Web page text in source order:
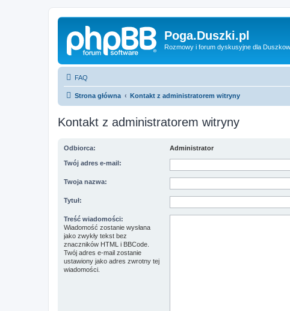
Poga.Duszki.pl
Rozmowy i forum dyskusyjne dla
FAQ
Strona główna Kontakt z administratorem witryny
Kontakt z administratorem witryny
Odbiorca: Administrator
Twój adres e-mail:
Twoja nazwa:
Tytuł:
Treść wiadomości:
Wiadomość zostanie wysłana
jako zwykły tekst bez
znaczników HTML i BBCode.
Twój adres e-mail zostanie
ustawiony jako adres zwrotny tej
wiadomości.